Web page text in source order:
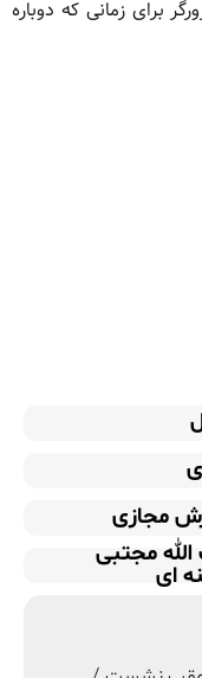
برای زمانی که دوباره
مجازی
مجتبی
ای